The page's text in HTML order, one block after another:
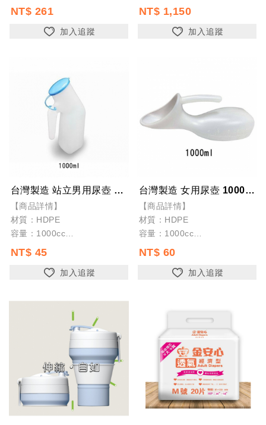
NT$ 261
加入追蹤
用者調整鞋把的長度
◆ 取物夾：可延長30英吋(76
公分) 可抓取5磅(2.3公斤)內的
NT$ 1,150
加入追蹤
台灣製造 站立男用尿壺 1000cc 小便器
【商品詳情】
材質：HDPE
容量：1000cc
顏色：白色
NT$ 45
加入追蹤
台灣製造 女用尿壺 1000cc 小便器
【商品詳情】
材質：HDPE
容量：1000cc
顏色：白色
NT$ 60
加入追蹤